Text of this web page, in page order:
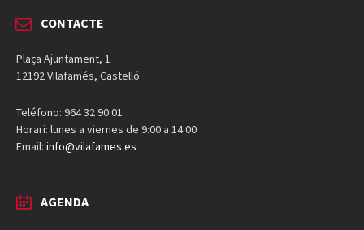
CONTACTE
Plaça Ajuntament, 1
12192 Vilafamés, Castelló
Teléfono: 964 32 90 01
Horari: lunes a viernes de 9:00 a 14:00
Email: info@vilafames.es
AGENDA